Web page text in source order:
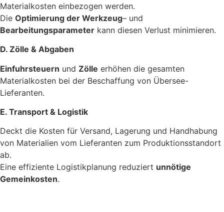
Materialkosten einbezogen werden.
Die Optimierung der Werkzeug– und
Bearbeitungsparameter kann diesen Verlust minimieren.
D. Zölle & Abgaben
Einfuhrsteuern und Zölle erhöhen die gesamten
Materialkosten bei der Beschaffung von Übersee-
Lieferanten.
E. Transport & Logistik
Deckt die Kosten für Versand, Lagerung und Handhabung
von Materialien vom Lieferanten zum Produktionsstandort
ab.
Eine effiziente Logistikplanung reduziert unnötige
Gemeinkosten.